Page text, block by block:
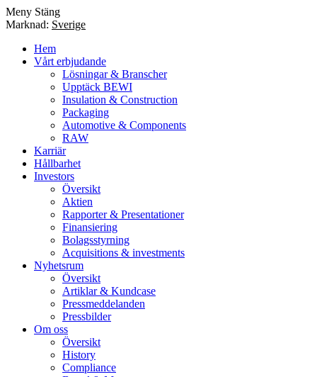
Meny Stäng
Marknad: Sverige
Hem
Vårt erbjudande
Lösningar & Branscher
Upptäck BEWI
Insulation & Construction
Packaging
Automotive & Components
RAW
Karriär
Hållbarhet
Investors
Översikt
Aktien
Rapporter & Presentationer
Finansiering
Bolagsstyrning
Acquisitions & investments
Nyhetsrum
Översikt
Artiklar & Kundcase
Pressmeddelanden
Pressbilder
Om oss
Översikt
History
Compliance